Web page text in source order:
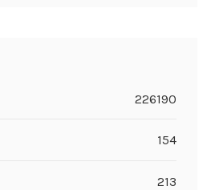
226190
154
213